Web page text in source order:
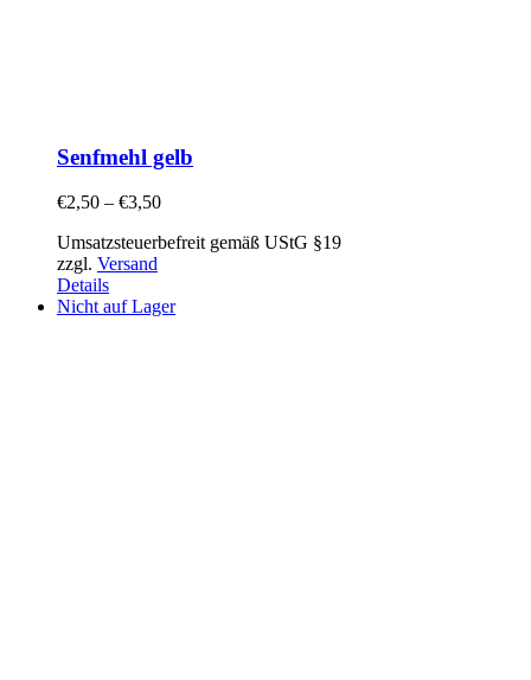
Senfmehl gelb
€2,50 – €3,50
Umsatzsteuerbefreit gemäß UStG §19
zzgl. Versand
Details
Nicht auf Lager